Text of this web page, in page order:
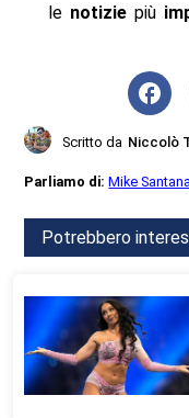
le notiziepiù
Scritto da Niccolò
Parliamo di:Mike Santana
Potrebbero